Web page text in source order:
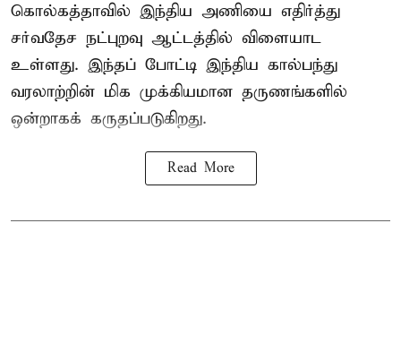
கொல்கத்தாவில் இந்திய அணியை எதிர்த்து
சர்வதேச நட்புறவு ஆட்டத்தில் விளையாட
உள்ளது. இந்தப் போட்டி இந்திய கால்பந்து
வரலாற்றின் மிக முக்கியமான தருணங்களில்
ஒன்றாகக் கருதப்படுகிறது.
Read More